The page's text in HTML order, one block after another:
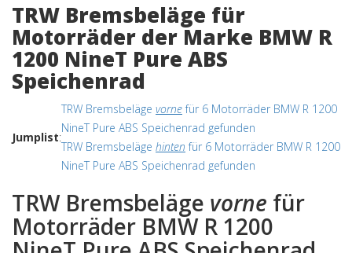
TRW Bremsbeläge für
Motorräder der Marke BMW R
1200 NineT Pure ABS
Speichenrad
Jumplist:
TRW Bremsbeläge vornefür 6 Motorräder BMW R 1200
NineT Pure ABS Speichenrad gefunden
TRW Bremsbeläge hinten für 6 Motorräder BMW R 1200
NineT Pure ABS Speichenrad gefunden
TRW Bremsbeläge vorne für
Motorräder BMW R 1200